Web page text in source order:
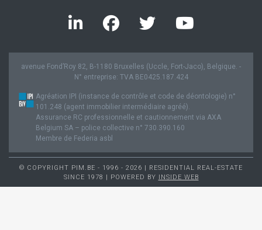
avenue Fond’Roy 82, B-1180 Bruxelles (Uccle, Fort-Jaco), Belgique. -
N° entreprise: TVA BE0425.187.424
Agréation IPI (instance de contrôle et code de déontologie) n°
101.248 (agent immobilier intermédiaire agréé).
Assurance RC professionnelle et cautionnement via AXA
Belgium SA – police collective n° 730.390.160
Membre de Federia asbl
© COPYRIGHT PIM.BE - 1996 - 2026 | RESIDENTIAL REAL-ESTATE
SINCE 1978 | POWERED BY INSIDE WEB